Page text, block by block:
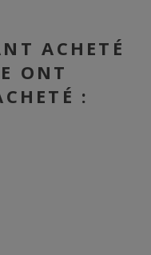
ACHETÉ
ONT
: